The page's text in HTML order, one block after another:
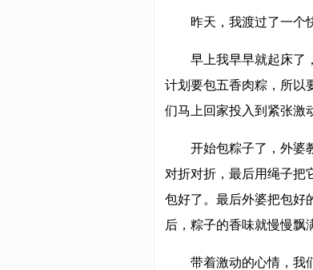
昨天，我渡过了一个
早上我早早就起床了
计划要包五香肉粽，所以
们马上回家投入到紧张激
开始包粽子了，外婆
对折对折，最后用绳子把
包好了。最后外婆把包好
后，粽子的香味就慢慢飘
带着激动的心情，我